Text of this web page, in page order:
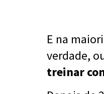
E na
verdade,
treinar